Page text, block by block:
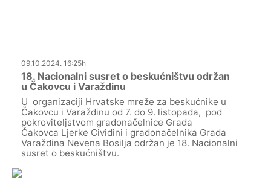
09.10.2024. 16:25h
18. Nacionalni susret o beskućništvu održan
u Čakovcu i Varaždinu
U organizaciji Hrvatske mreže za beskućnike u
Čakovcu i Varaždinu od 7. do 9. listopada, pod
pokroviteljstvom gradonačelnice Grada
Čakovca Ljerke Cividini i gradonačelnika Grada
Varaždina Nevena Bosilja održan je 18. Nacionalni
susret o beskućništvu.